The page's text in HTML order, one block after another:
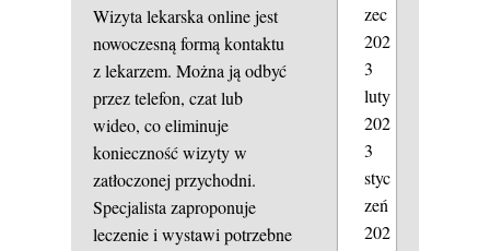
Wizyta lekarska online jest
nowoczesną formą kontaktu
z lekarzem. Można ją odbyć
przez telefon, czat lub
wideo, co eliminuje
konieczność wizyty w
zatłoczonej przychodni.
Specjalista zaproponuje
leczenie i wystawi potrzebne
zec
202
3
luty
202
3
styc
zeń
202